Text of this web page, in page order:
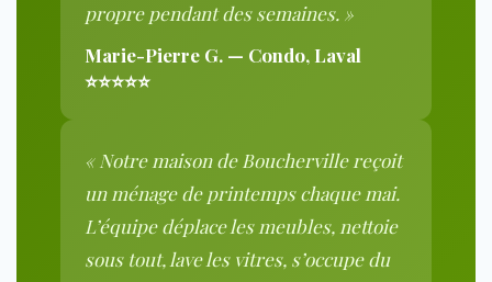
propre pendant des semaines. »
Marie-Pierre G. — Condo, Laval
⭐⭐⭐⭐⭐
« Notre maison de Boucherville reçoit
un ménage de printemps chaque mai.
L’équipe déplace les meubles, nettoie
sous tout, lave les vitres, s’occupe du